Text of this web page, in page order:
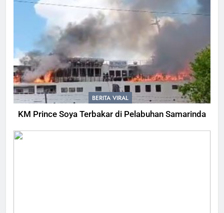
BERITA VIRAL
KM Prince Soya Terbakar di Pelabuhan Samarinda